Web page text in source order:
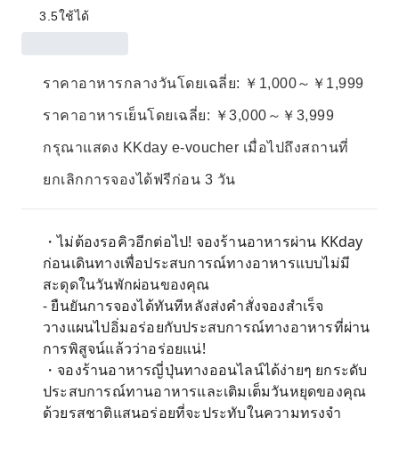
3.5ใช้ได้
ราคาอาหารกลางวันโดยเฉลี่ย: ￥1,000～￥1,999
ราคาอาหารเย็นโดยเฉลี่ย: ￥3,000～￥3,999
กรุณาแสดง KKday e-voucher เมื่อไปถึงสถานที่
ยกเลิกการจองได้ฟรีก่อน 3 วัน
・ไม่ต้องรอคิวอีกต่อไป! จองร้านอาหารผ่าน KKday
ก่อนเดินทางเพื่อประสบการณ์ทางอาหารแบบไม่มี
สะดุดในวันพักผ่อนของคุณ
- ยืนยันการจองได้ทันทีหลังส่งคำสั่งจองสำเร็จ
วางแผนไปอิ่มอร่อยกับประสบการณ์ทางอาหารที่ผ่าน
การพิสูจน์แล้วว่าอร่อยแน่!
・จองร้านอาหารญี่ปุ่นทางออนไลน์ได้ง่ายๆ ยกระดับ
ประสบการณ์ทานอาหารและเติมเต็มวันหยุดของคุณ
ด้วยรสชาติแสนอร่อยที่จะประทับในความทรงจำ